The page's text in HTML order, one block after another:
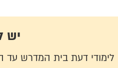
יש
לימודי דעת בית המדרש עד